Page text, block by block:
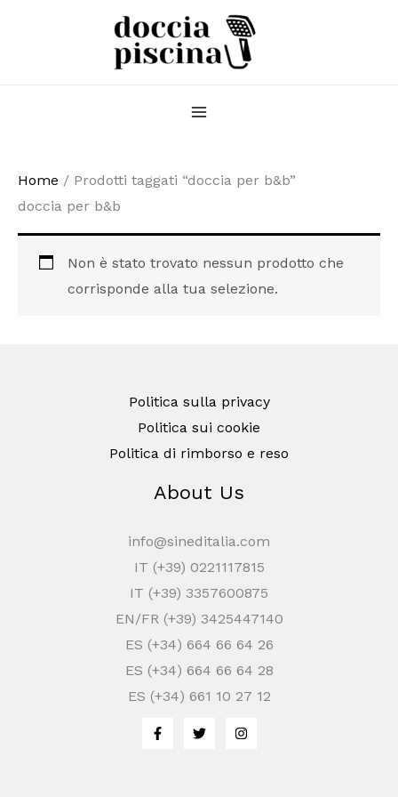
Home / Prodotti taggati “doccia per b&b”
doccia per b&b
Non è stato trovato nessun prodotto che
corrisponde alla tua selezione.
Politica sulla privacy
Politica sui cookie
Politica di rimborso e reso
About Us
info@sineditalia.com
IT (+39) 0221117815
IT (+39) 3357600875
EN/FR (+39) 3425447140
ES (+34) 664 66 64 26
ES (+34) 664 66 64 28
ES (+34) 661 10 27 12